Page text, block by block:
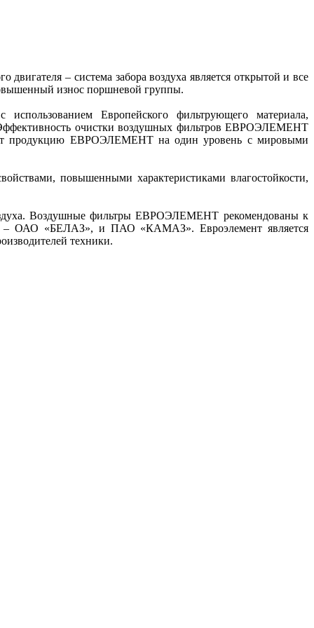
– система забора воздуха является открытой и все
износ поршневой группы.
Европейского фильтрующего материала,
Эффективность очистки воздушных фильтров ЕВРОЭЛЕМЕНТ
продукцию ЕВРОЭЛЕМЕНТ на один уровень с мировыми
повышенными характеристиками влагостойкости,
Воздушные фильтры ЕВРОЭЛЕМЕНТ рекомендованы к
– ОАО «БЕЛАЗ», и ПАО «КАМАЗ». Евроэлемент является
техники.